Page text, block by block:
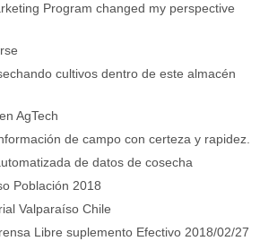
Program changed my perspective
cultivos dentro de este almacén
AgTech
de campo con certeza y rapidez.
de datos de cosecha
Población 2018
Valparaíso Chile
Libre suplemento Efectivo 2018/02/27